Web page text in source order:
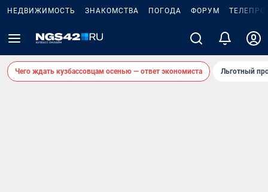
НЕДВИЖИМОСТЬ ЗНАКОМСТВА ПОГОДА ФОРУМ
Чего ждать кузбассовцам осенью — ответ экономиста Льготный